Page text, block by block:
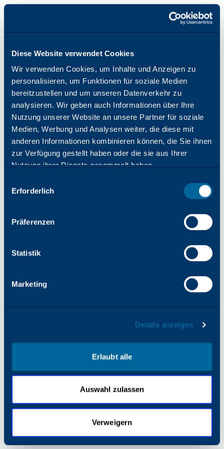
Diese Website verwendet Cookies
Wir verwenden Cookies, um Inhalte und Anzeigen zu
personalisieren, um Funktionen für soziale Medien
bereitzustellen und um unseren Datenverkehr zu
analysieren. Wir geben auch Informationen über Ihre
Nutzung unserer Website an unsere Partner für soziale
Medien, Werbung und Analysen weiter, die diese mit
anderen Informationen kombinieren können, die Sie ihnen
zur Verfügung gestellt haben oder die sie aus Ihrer
Nutzung ihrer Dienste gesammelt haben.
mitErforderlich
Präferenzen
Statistik
Marketing
Details anzeigen
Erlaubt alle
Auswahl zulassen
Verweigern
clientseitige Ausnahme aufgetreten (weitere Informationen